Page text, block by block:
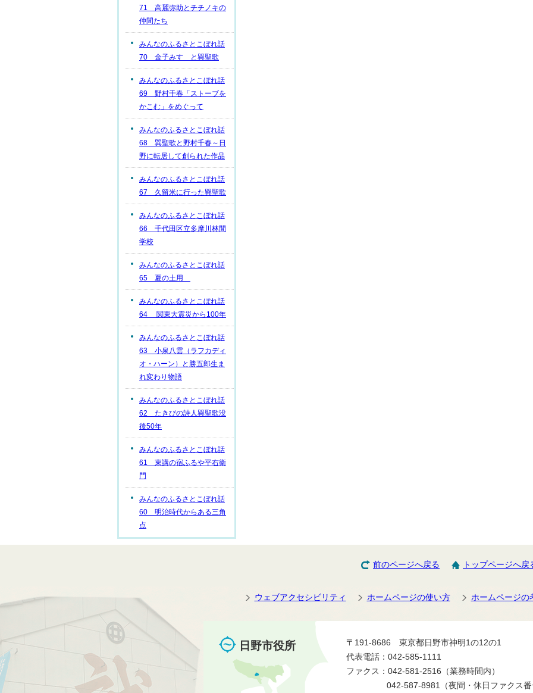
71 高麗弥助とチチノキの
仲間たち
みんなのふるさとこぼれ話
70 金子みすゞと巽聖歌
みんなのふるさとこぼれ話
69 野村千春「ストーブを
かこむ」をめぐって
みんなのふるさとこぼれ話
68 巽聖歌と野村千春～日
野に転居して創られた作品
みんなのふるさとこぼれ話
67 久留米に行った巽聖歌
みんなのふるさとこぼれ話
66 千代田区立多摩川林間
学校
みんなのふるさとこぼれ話
65 夏の土用
みんなのふるさとこぼれ話
64 関東大震災から100年
みんなのふるさとこぼれ話
63 小泉八雲（ラフカディ
オ・ハーン）と勝五郎生ま
れ変わり物語
みんなのふるさとこぼれ話
62 たきびの詩人巽聖歌没
後50年
みんなのふるさとこぼれ話
61 東講の宿ふるや平右衛
門
みんなのふるさとこぼれ話
60 明治時代からある三角
点
前のページへ戻る トップページへ戻
ウェブアクセシビリティ ホームページの使い方 ホームページの
日野市役所
〒191-8686 東京都日野市神明1の12の1
代表電話：042-585-1111
ファクス：042-581-2516（業務時間内）
042-587-8981（夜間・休日ファクス番